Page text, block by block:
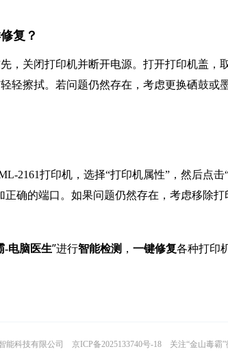
复？
，关闭打印机并断开电源。打开打印机盖，
轻擦拭。若问题仍然存在，考虑更换硒鼓或
2161打印机，选择“打印机属性”，然后点击
确的端口。如果问题仍然存在，考虑移除打
-电脑医生”进行智能检测 ， 一键修复各种打印
能科技有限公司 京ICP备2025133740号-18 关注“金山毒霸